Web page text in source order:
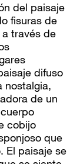
del paisaje
fisuras de
través de
difuso
nostalgia,
de un
cobijo
que
El paisaje se